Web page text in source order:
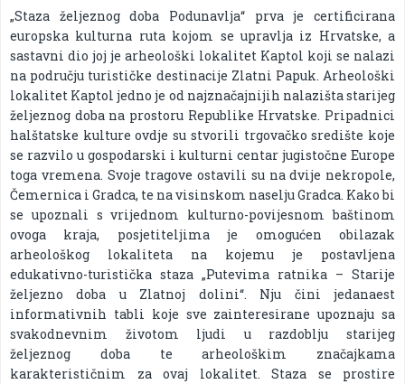
„Staza željeznog doba Podunavlja“ prva je certificirana
europska kulturna ruta kojom se upravlja iz Hrvatske, a
sastavni dio joj je arheološki lokalitet Kaptol koji se nalazi
na području turističke destinacije Zlatni Papuk. Arheološki
lokalitet Kaptol jedno je od najznačajnijih nalazišta starijeg
željeznog doba na prostoru Republike Hrvatske. Pripadnici
halštatske kulture ovdje su stvorili trgovačko središte koje
se razvilo u gospodarski i kulturni centar jugistočne Europe
toga vremena. Svoje tragove ostavili su na dvije nekropole,
Čemernica i Gradca, te na visinskom naselju Gradca. Kako bi
se upoznali s vrijednom kulturno-povijesnom baštinom
ovoga kraja, posjetiteljima je omogućen obilazak
arheološkog lokaliteta na kojemu je postavljena
edukativno-turistička staza „Putevima ratnika – Starije
željezno doba u Zlatnoj dolini“. Nju čini jedanaest
informativnih tabli koje sve zainteresirane upoznaju sa
svakodnevnim životom ljudi u razdoblju starijeg
željeznog doba te arheološkim značajkama
karakterističnim za ovaj lokalitet. Staza se prostire